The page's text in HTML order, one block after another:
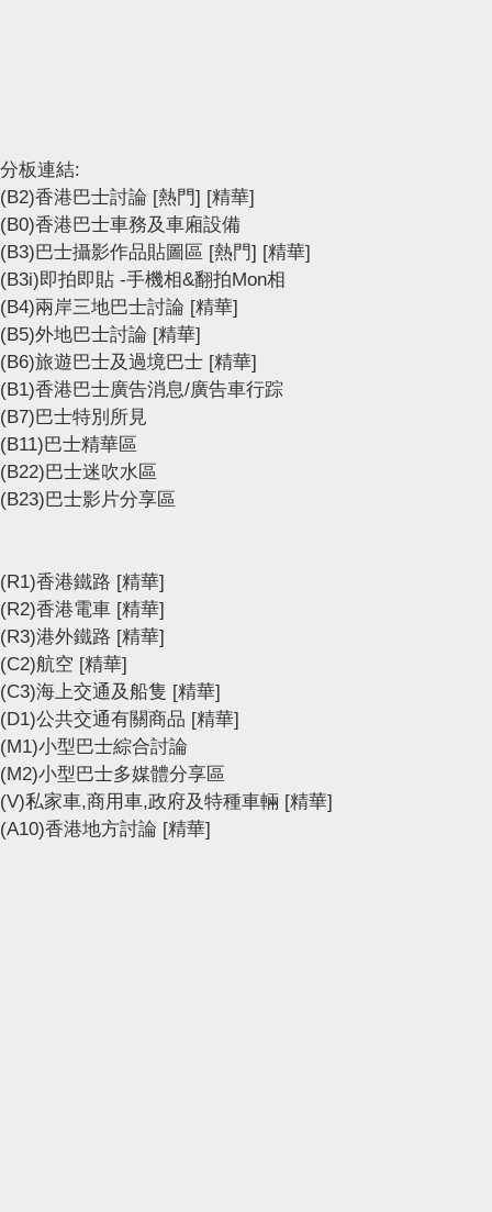
分板連結:
(B2)香港巴士討論 [熱門] [精華]
(B0)香港巴士車務及車廂設備
(B3)巴士攝影作品貼圖區 [熱門] [精華]
(B3i)即拍即貼 -手機相&翻拍Mon相
(B4)兩岸三地巴士討論 [精華]
(B5)外地巴士討論 [精華]
(B6)旅遊巴士及過境巴士 [精華]
(B1)香港巴士廣告消息/廣告車行踪
(B7)巴士特別所見
(B11)巴士精華區
(B22)巴士迷吹水區
(B23)巴士影片分享區
(R1)香港鐵路 [精華]
(R2)香港電車 [精華]
(R3)港外鐵路 [精華]
(C2)航空 [精華]
(C3)海上交通及船隻 [精華]
(D1)公共交通有關商品 [精華]
(M1)小型巴士綜合討論
(M2)小型巴士多媒體分享區
(V)私家車,商用車,政府及特種車輛 [精華]
(A10)香港地方討論 [精華]